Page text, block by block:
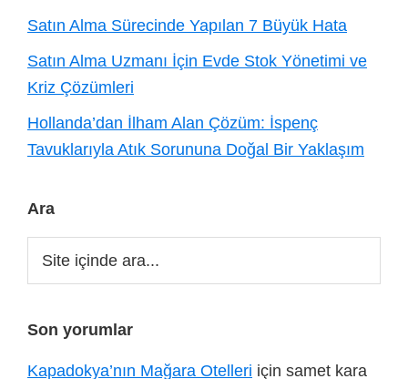
Satın Alma Sürecinde Yapılan 7 Büyük Hata
Satın Alma Uzmanı İçin Evde Stok Yönetimi ve
Kriz Çözümleri
Hollanda’dan İlham Alan Çözüm: İspenç
Tavuklarıyla Atık Sorununa Doğal Bir Yaklaşım
Ara
Son yorumlar
Kapadokya’nın Mağara Otelleri için samet kara